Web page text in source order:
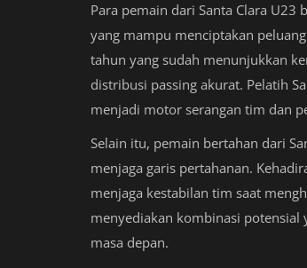
Para pemain dari Santa Clara
yang mampu menciptakan
tahun yang sudah menunjukkan
distribusi passing akurat. Pelatih
menjadi motor serangan tim dan
Selain itu, pemain bertahan dari
menjaga garis pertahanan.
menjaga kestabilan tim saat
menyediakan kombinasi
masa depan.